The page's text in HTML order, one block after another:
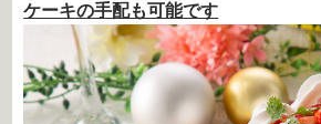
ケーキの手配も可能です